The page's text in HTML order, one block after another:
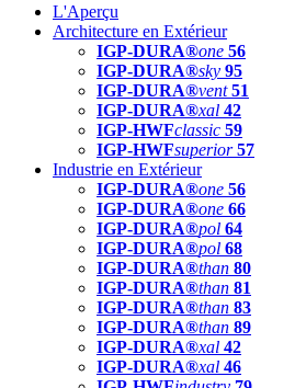
L'Aperçu
Architecture en Extérieur
IGP-DURA®one 56
IGP-DURA®sky 95
IGP-DURA®vent 51
IGP-DURA®xal 42
IGP-HWFclassic 59
IGP-HWFsuperior 57
Industrie en Extérieur
IGP-DURA®one 56
IGP-DURA®one 66
IGP-DURA®pol 64
IGP-DURA®pol 68
IGP-DURA®than 80
IGP-DURA®than 81
IGP-DURA®than 83
IGP-DURA®than 89
IGP-DURA®xal 42
IGP-DURA®xal 46